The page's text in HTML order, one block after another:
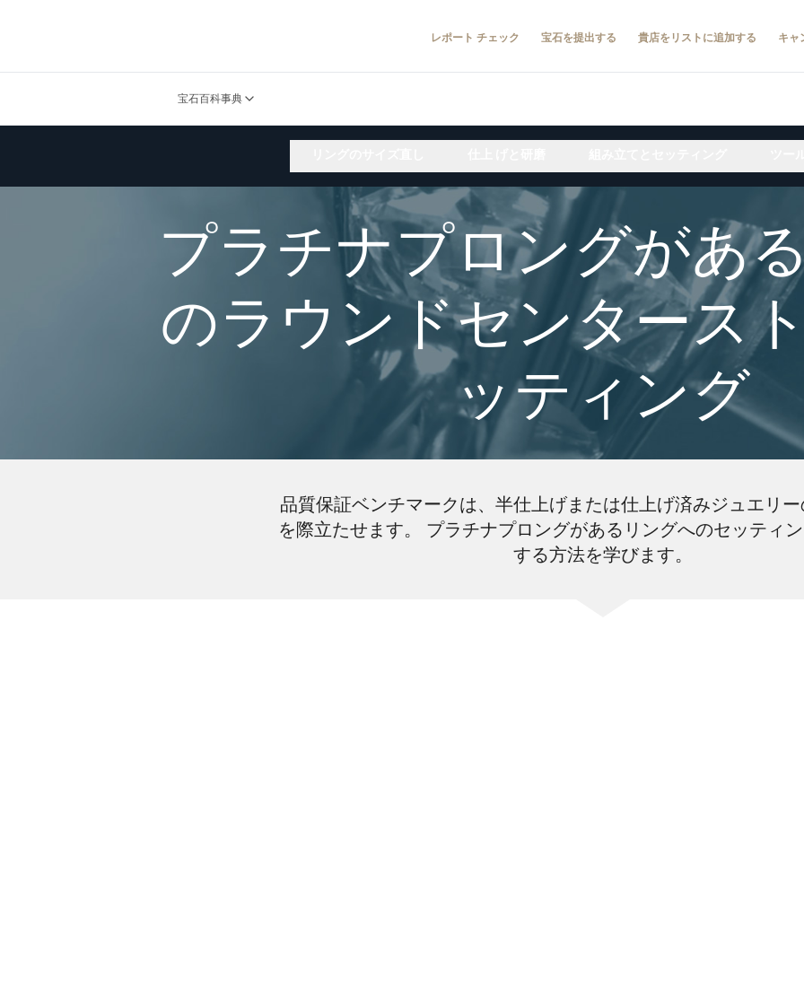
レポート チェック 宝石を提出する 貴店をリストに追加する キャ
宝石百科事典
プラチナプロングがあ
のラウンドセンタース
ッティング
品質保証ベンチマークは、半仕上げまたは仕上げ済みジュエリ
を際立たせます。 プラチナプロングがあるリングへのセッティ
する方法を学びます。